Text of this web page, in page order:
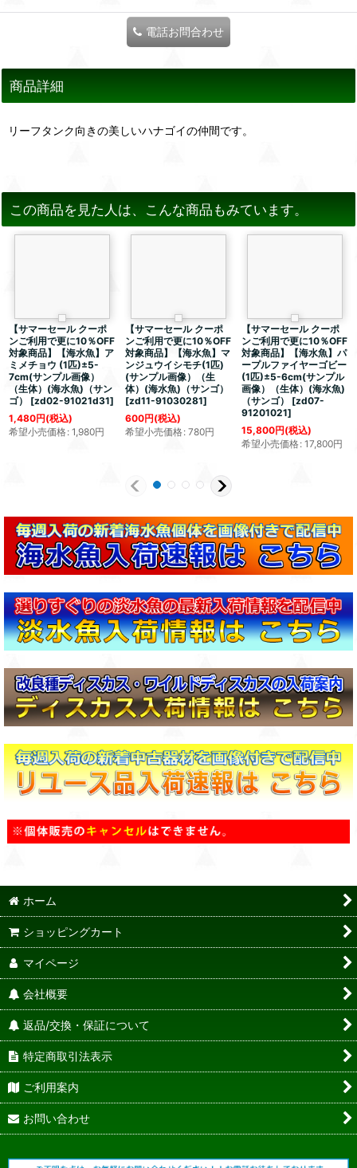
電話お問合わせ
商品詳細
リーフタンク向きの美しいハナゴイの仲間です。
この商品を見た人は、こんな商品もみています。
【サマーセール クーポ
ンご利用で更に10％OFF
対象商品】【海水魚】ア
ミメチョウ (1匹)±5-
7cm(サンプル画像）
（生体）(海水魚)（サン
ゴ）
[zd02-91021d31]
1,480円(税込)
希望小売価格: 1,980円
【サマーセール クーポ
ンご利用で更に10％OFF
対象商品】【海水魚】マ
ンジュウイシモチ(1匹)
(サンプル画像）（生
体）(海水魚)（サンゴ）
[zd11-91030281]
600円(税込)
希望小売価格: 780円
【サマーセール クーポ
ンご利用で更に10％OFF
対象商品】【海水魚】パ
ープルファイヤーゴビー
(1匹)±5-6cm(サンプル
画像）（生体）(海水魚)
（サンゴ）
[zd07-
91201021]
15,800円(税込)
希望小売価格: 17,800円
ホーム
ショッピングカート
マイページ
会社概要
返品/交換・保証について
特定商取引法表示
ご利用案内
お問い合わせ